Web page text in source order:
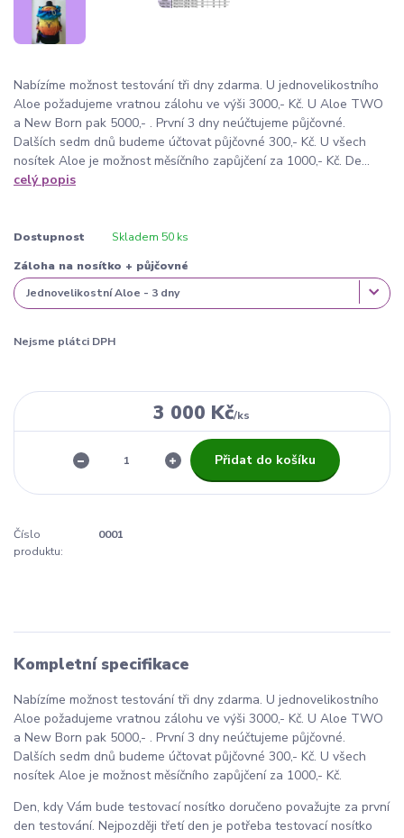
Nabízíme možnost testování tři dny zdarma. U jednovelikostního
Aloe požadujeme vratnou zálohu ve výši 3000,- Kč. U Aloe TWO
a New Born pak 5000,- . První 3 dny neúčtujeme půjčovné.
Dalších sedm dnů budeme účtovat půjčovné 300,- Kč. U všech
nosítek Aloe je možnost měsíčního zapůjčení za 1000,- Kč. De...
celý popis
Dostupnost Skladem 50 ks
Záloha na nosítko + půjčovné
Nejsme plátci DPH
3 000 Kč/ks
Přidat do košíku
Číslo
produktu:
0001
Kompletní specifikace
Nabízíme možnost testování tři dny zdarma. U jednovelikostního
Aloe požadujeme vratnou zálohu ve výši 3000,- Kč. U Aloe TWO
a New Born pak 5000,- . První 3 dny neúčtujeme půjčovné.
Dalších sedm dnů budeme účtovat půjčovné 300,- Kč. U všech
nosítek Aloe je možnost měsíčního zapůjčení za 1000,- Kč.
Den, kdy Vám bude testovací nosítko doručeno považujte za první
den testování. Nejpozději třetí den je potřeba testovací nosítko